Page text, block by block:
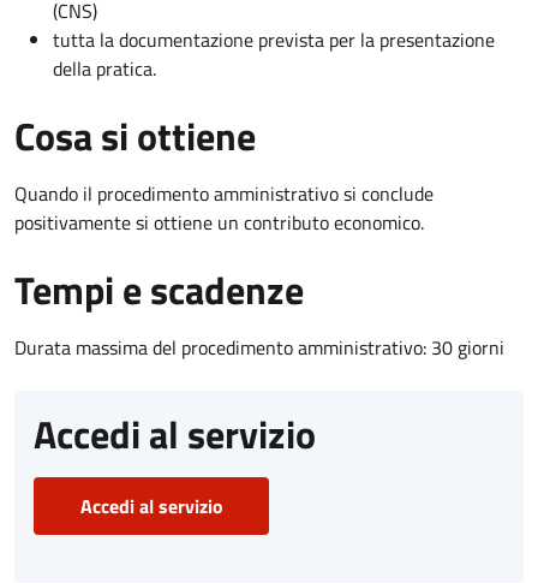
(CNS)
tutta la documentazione prevista per la presentazione
della pratica.
Cosa si ottiene
Quando il procedimento amministrativo si conclude
positivamente si ottiene un contributo economico.
Tempi e scadenze
Durata massima del procedimento amministrativo: 30 giorni
Accedi al servizio
Accedi al servizio